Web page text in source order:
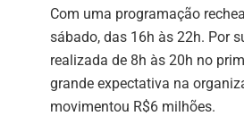
Com uma programação
sábado, das 16h às 22h. Por
realizada de 8h às 20h no
grande expectativa na
movimentou R$6 milhões.